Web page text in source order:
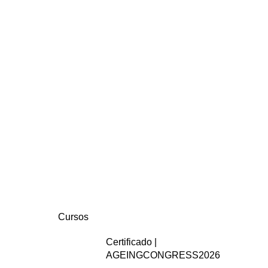
Cursos
Certificado |
AGEINGCONGRESS2026